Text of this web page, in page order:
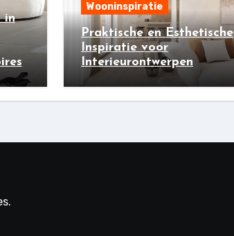
in
Wooninspiratie
Praktische en Esthetische
Inspiratie voor
Interieurontwerpen